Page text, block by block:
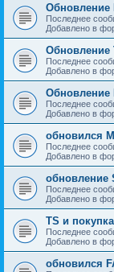
Обновление
Последнее
Добавлено в
Обновление
Последнее
Добавлено в
Обновление
Последнее
Добавлено в
обновился
Последнее
Добавлено в
обновление
Последнее
Добавлено в
TS и
Последнее
Добавлено в
обновился